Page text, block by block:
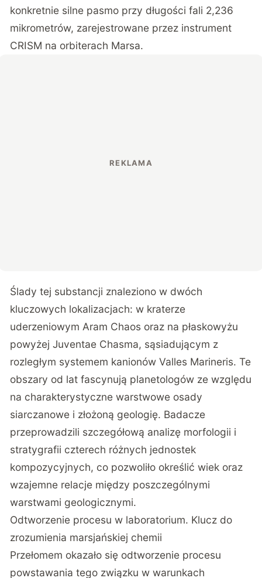
konkretnie silne pasmo przy długości fali 2,236
mikrometrów, zarejestrowane przez instrument
CRISM na orbiterach Marsa.
Ślady tej substancji znaleziono w dwóch
kluczowych lokalizacjach: w kraterze
uderzeniowym Aram Chaos oraz na płaskowyżu
powyżej Juventae Chasma, sąsiadującym z
rozległym systemem kanionów Valles Marineris. Te
obszary od lat fascynują planetologów ze względu
na charakterystyczne warstwowe osady
siarczanowe i złożoną geologię. Badacze
przeprowadzili szczegółową analizę morfologii i
stratygrafii czterech różnych jednostek
kompozycyjnych, co pozwoliło określić wiek oraz
wzajemne relacje między poszczególnymi
warstwami geologicznymi.
Odtworzenie procesu w laboratorium. Klucz do
zrozumienia marsjańskiej chemii
Przełomem okazało się odtworzenie procesu
powstawania tego związku w warunkach